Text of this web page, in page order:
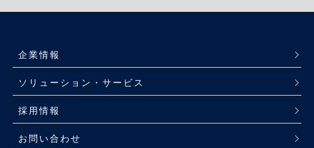
企業情報
ソリューション・サービス
採用情報
お問い合わせ